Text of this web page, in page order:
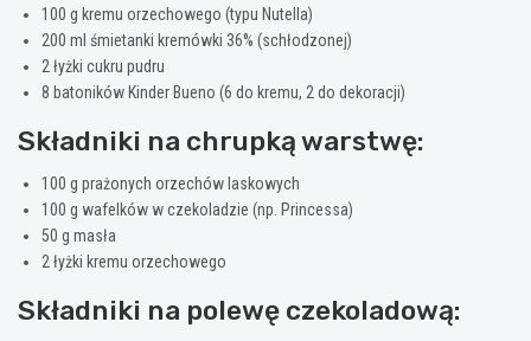
100 g kremu orzechowego (typu Nutella)
200 ml śmietanki kremówki 36% (schłodzonej)
2 łyżki cukru pudru
8 batoników Kinder Bueno (6 do kremu, 2 do dekoracji)
Składniki na chrupką warstwę:
100 g prażonych orzechów laskowych
100 g wafelków w czekoladzie (np. Princessa)
50 g masła
2 łyżki kremu orzechowego
Składniki na polewę czekoladową: